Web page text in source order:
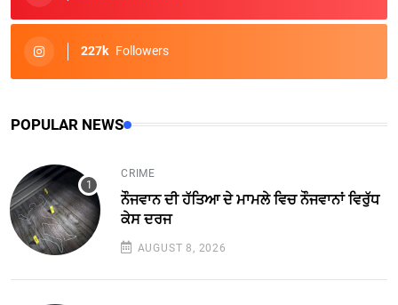
227k Followers
POPULAR NEWS
CRIME
ਨੌਜਵਾਨ ਦੀ ਹੱਤਿਆ ਦੇ ਮਾਮਲੇ ਵਿਚ ਨੌਜਵਾਨਾਂ ਵਿਰੁੱਧ
ਕੇਸ ਦਰਜ
AUGUST 8, 2026